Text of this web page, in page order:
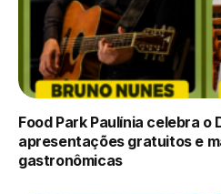
Food Park Paulínia celebra o
apresentações gratuitos e
gastronômicas